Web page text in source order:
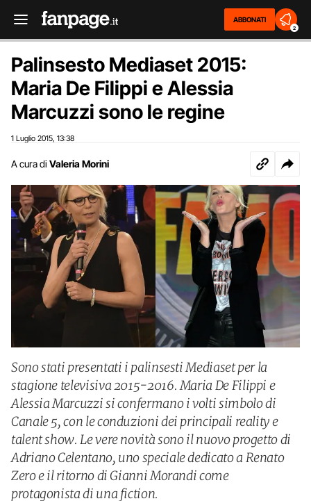
ABBONATI
2
Palinsesto Mediaset 2015:
Maria De Filippi e Alessia
Marcuzzi sono le regine
1 Luglio 2015 13:38
A cura di Valeria Morini
Sono stati presentati i palinsesti Mediaset per la
stagione televisiva 2015-2016. Maria De Filippi e
Alessia Marcuzzi si confermano i volti simbolo di
Canale 5, con le conduzioni dei principali reality e
talent show. Le vere novità sono il nuovo progetto di
Adriano Celentano, uno speciale dedicato a Renato
Zero e il ritorno di Gianni Morandi come
protagonista di una fiction.